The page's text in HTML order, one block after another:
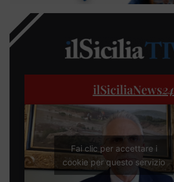
ilSiciliaNews24
Fai clic per accettare i
cookie per questo servizio